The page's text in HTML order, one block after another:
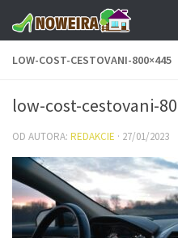
Preskočiť na obsah
LOW-COST-CESTOVANI-800×445
low-cost-cestovani-
OD AUTORA: REDAKCIE · 27/01/2023